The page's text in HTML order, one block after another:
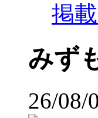
掲
みず
26/08/